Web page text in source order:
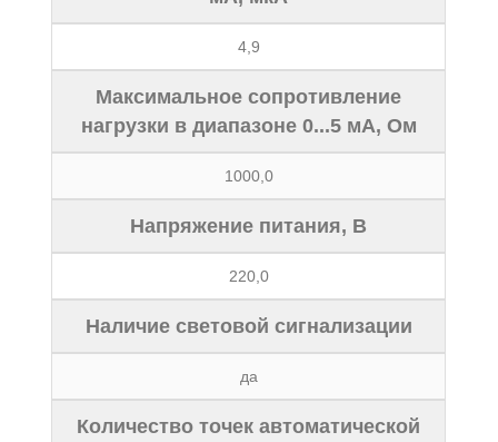
4,9
Максимальное сопротивление
нагрузки в диапазоне 0...5 мА, Ом
1000,0
Напряжение питания, В
220,0
Наличие световой сигнализации
да
Количество точек автоматической